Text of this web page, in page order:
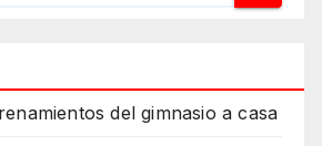
del gimnasio a casa